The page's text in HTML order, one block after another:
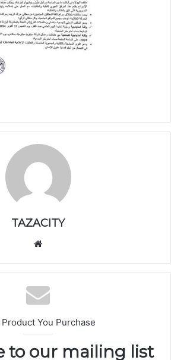
TAZACITY
الوي
ب
You Purchase
to our mailing list